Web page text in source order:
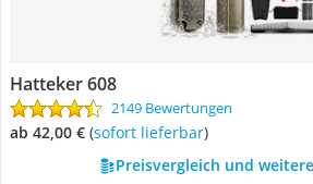
Hatteker 608
2149 Bewertungen
ab 42,00 € ( Sofort lieferbar)
Preisvergleich und